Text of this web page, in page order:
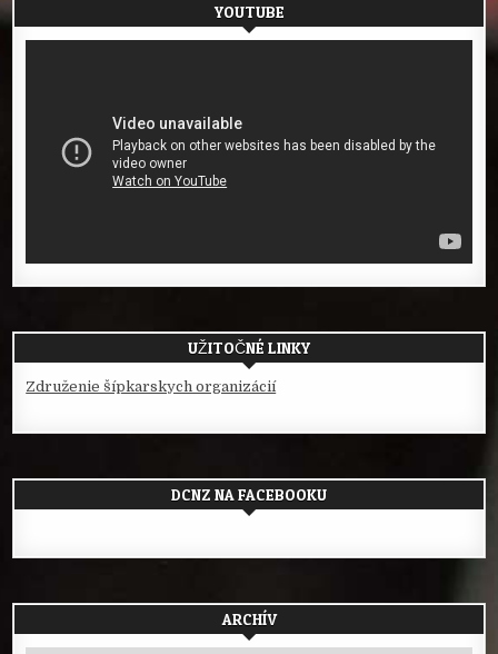
YOUTUBE
UŽITOČNÉ LINKY
Združenie šípkarskych organizácií
DCNZ NA FACEBOOKU
ARCHÍV